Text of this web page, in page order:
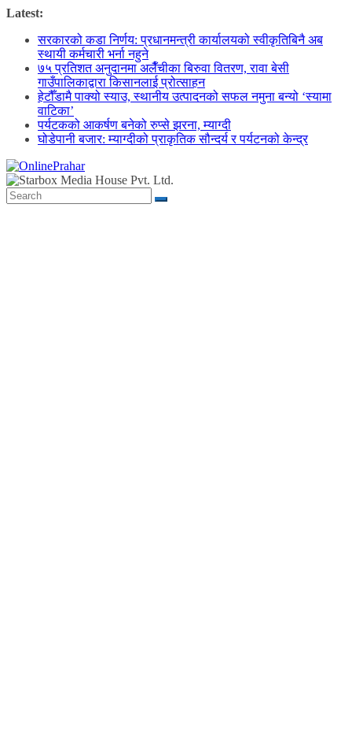
Skip
content
Latest:
सरकारको कडा निर्णय: प्रधानमन्त्री कार्यालयको स्वीकृतिबिनै अब
स्थायी कर्मचारी भर्ना नहुने
७५ प्रतिशत अनुदानमा अलैँचीका बिरुवा वितरण, रावा बेसी
गाउँपालिकाद्वारा किसानलाई प्रोत्साहन
हेटौँडामै पाक्यो स्याउ, स्थानीय उत्पादनको सफल नमुना बन्यो ‘स्यामा
वाटिका’
पर्यटकको आकर्षण बनेको रुप्से झरना, म्याग्दी
घोडेपानी बजार: म्याग्दीको प्राकृतिक सौन्दर्य र पर्यटनको केन्द्र